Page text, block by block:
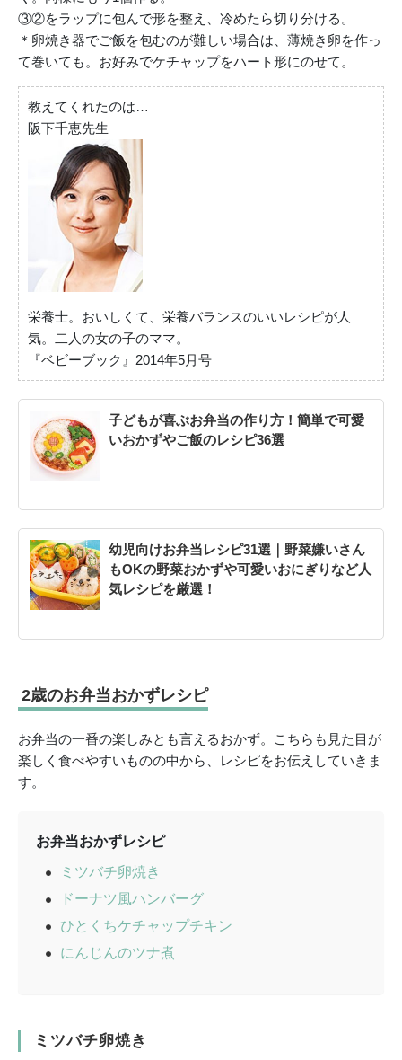
③②をラップに包んで形を整え、冷めたら切り分ける。
＊卵焼き器でご飯を包むのが難しい場合は、薄焼き卵を作っ
て巻いても。お好みでケチャップをハート形にのせて。
教えてくれたのは…
阪下千恵先生
栄養士。おいしくて、栄養バランスのいいレシピが人
気。二人の女の子のママ。
『ベビーブック』2014年5月号
子どもが喜ぶお弁当の作り方！簡単で可愛
いおかずやご飯のレシピ36選
幼児向けお弁当レシピ31選｜野菜嫌いさん
もOKの野菜おかずや可愛いおにぎりなど人
気レシピを厳選！
2歳のお弁当おかずレシピ
お弁当の一番の楽しみとも言えるおかず。こちらも見た目が
楽しく食べやすいものの中から、レシピをお伝えしていきま
す。
お弁当おかずレシピ
ミツバチ卵焼き
ドーナツ風ハンバーグ
ひとくちケチャップチキン
にんじんのツナ煮
ミツバチ卵焼き